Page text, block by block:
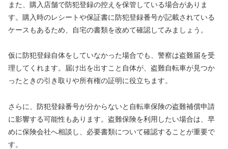
また、購入店舗で防犯登録の控えを保管している場合がありま
す。購入時のレシートや保証書に防犯登録番号が記載されている
ケースもあるため、自宅の書類を改めて確認してみましょう。
仮に防犯登録自体をしていなかった場合でも、警察は盗難届を受
理してくれます。届け出を出すこと自体が、盗難自転車が見つか
ったときの引き取りや所有権の証明に役立ちます。
さらに、防犯登録番号が分からないと自転車保険の盗難補償申請
に影響する可能性もあります。盗難保険を利用したい場合は、早
めに保険会社へ相談し、必要書類について確認することが重要で
す。